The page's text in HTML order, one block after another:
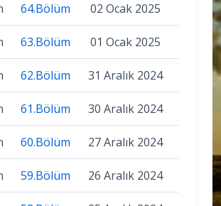
64.Bölüm 02 Ocak 2025
63.Bölüm 01 Ocak 2025
62.Bölüm 31 Aralık 2024
61.Bölüm 30 Aralık 2024
60.Bölüm 27 Aralık 2024
59.Bölüm 26 Aralık 2024